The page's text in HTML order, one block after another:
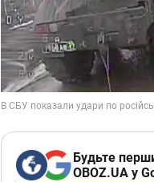
Будьте
OBOZ.UA у